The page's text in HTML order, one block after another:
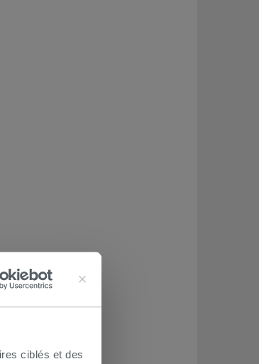
ciblés et des